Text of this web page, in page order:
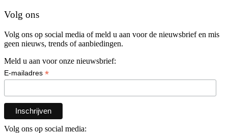
Volg ons
Volg ons op social media of meld u aan voor de nieuwsbrief en mis
geen nieuws, trends of aanbiedingen.
Meld u aan voor onze nieuwsbrief:
E-mailadres *
Volg ons op social media: